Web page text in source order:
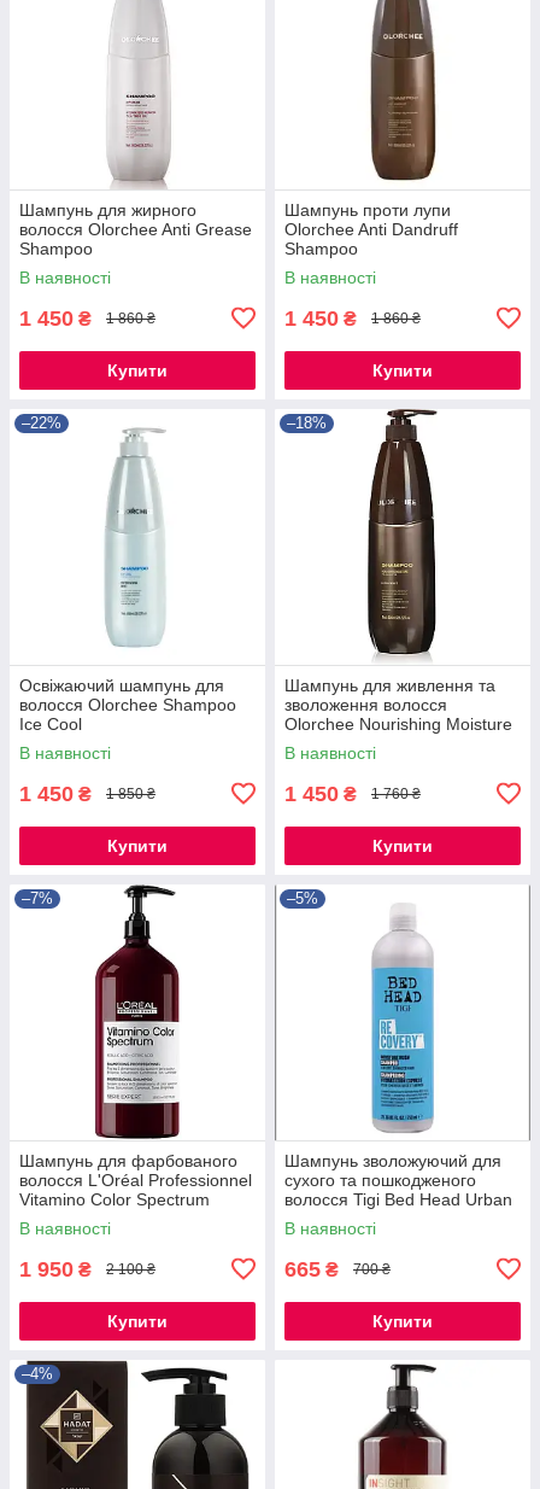
Шампунь для жирного
волосся Olorchee Anti Grease
Shampoo
В наявності
1 450 ₴ 1 860 ₴
Купити
Шампунь проти лупи
Olorchee Anti Dandruff
Shampoo
В наявності
1 450 ₴ 1 860 ₴
Купити
–22%
Освіжаючий шампунь для
волосся Olorchee Shampoo
Ice Cool
В наявності
1 450 ₴ 1 850 ₴
Купити
–18%
Шампунь для живлення та
зволоження волосся
Olorchee Nourishing Moisture
Extra Moist
В наявності
1 450 ₴ 1 760 ₴
Купити
–7%
Шампунь для фарбованого
волосся L'Oréal Professionnel
Vitamino Color Spectrum
Shampoo 1500 ml
В наявності
1 950 ₴ 2 100 ₴
Купити
–5%
Шампунь зволожуючий для
сухого та пошкодженого
волосся Tigi Bed Head Urban
Anti+Dotes Recovery
Shampoo 750 мл
В наявності
665 ₴ 700 ₴
Купити
–4%